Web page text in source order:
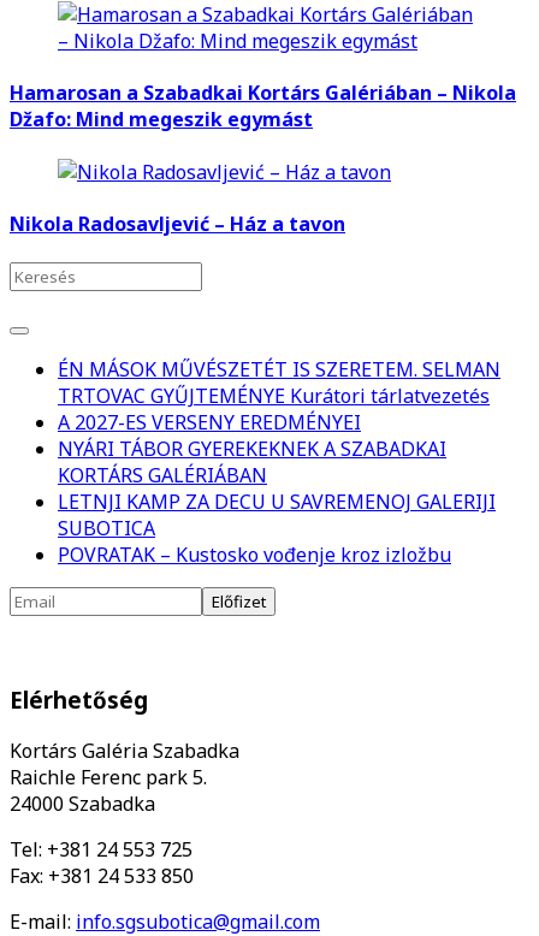
Hamarosan a Szabadkai Kortárs Galériában – Nikola
Džafo: Mind megeszik egymást
Nikola Radosavljević – Ház a tavon
ÉN MÁSOK MŰVÉSZETÉT IS SZERETEM. SELMAN
TRTOVAC GYŰJTEMÉNYE Kurátori tárlatvezetés
A 2027-ES VERSENY EREDMÉNYEI
NYÁRI TÁBOR GYEREKEKNEK A SZABADKAI
KORTÁRS GALÉRIÁBAN
LETNJI KAMP ZA DECU U SAVREMENOJ GALERIJI
SUBOTICA
POVRATAK – Kustosko vođenje kroz izložbu
Elérhetőség
Kortárs Galéria Szabadka
Raichle Ferenc park 5.
24000 Szabadka
Tel: +381 24 553 725
Fax: +381 24 533 850
E-mail: info.sgsubotica@gmail.com